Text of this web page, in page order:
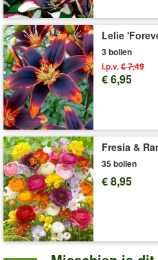
graven van plantgaten extra
(art.nr. 524) kunt u bloembollen
opbergen en beschermen tegen
Art.nr.:39466
Levering omvat:bolomvang 16-
'Lelie'
Plant- en Verzorgingstips
Lelie
3 bollen
i.p.v.€ 7,49
€ 6,95
Fresia &
35 bollen
€ 8,95